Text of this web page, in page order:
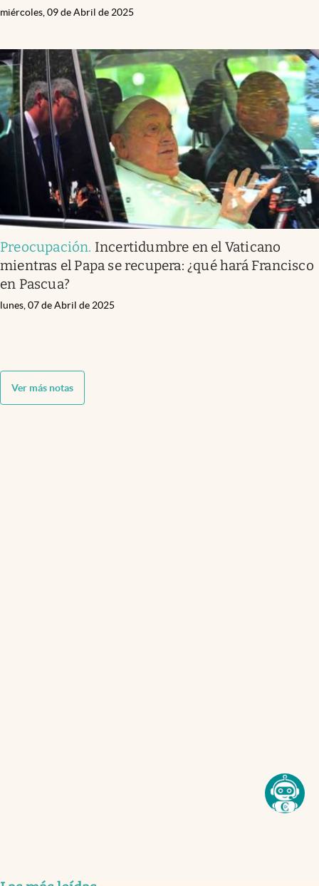
miércoles, 09 de Abril de 2025
Preocupación. Incertidumbre en el Vaticano
mientras el Papa se recupera: ¿qué hará Francisco
en Pascua?
lunes, 07 de Abril de 2025
Ver más notas